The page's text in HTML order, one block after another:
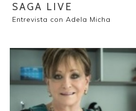
SAGA LIVE
Entrevista con Adela Micha